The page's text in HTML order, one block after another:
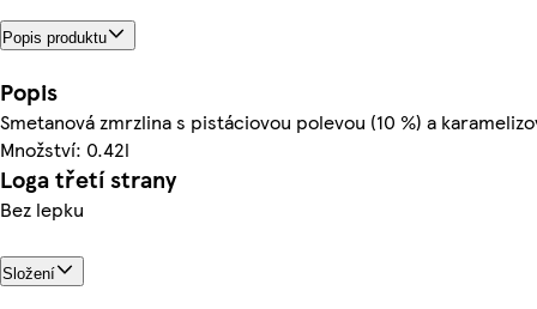
Popis produktu
Popis
Smetanová zmrzlina s pistáciovou polevou (10 %) a
Množství: 0.42l
Loga třetí strany
Bez lepku
Složení